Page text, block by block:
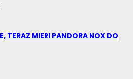
TERAZ MIERI PANDORA NOX DO